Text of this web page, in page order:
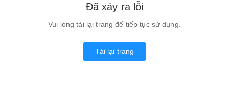
Đã xảy ra lỗi
Vui lòng tải lại trang để tiếp tục sử dụng.
Tải lại trang